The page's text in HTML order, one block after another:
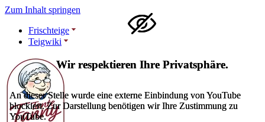
Zum Inhalt springen
Frischteige
Teigwiki
Wir respektieren Ihre Privatsphäre.
An dieser Stelle wurde eine externe Einbindung von YouTube
blockiert. Zur Darstellung benötigen wir Ihre Zustimmung zu
YouTube.
Wir respektieren Ihre Privatsphäre.
An dieser Stelle wurde eine externe Einbindung von YouTube
blockiert. Zur Darstellung benötigen wir Ihre Zustimmung zu
YouTube.